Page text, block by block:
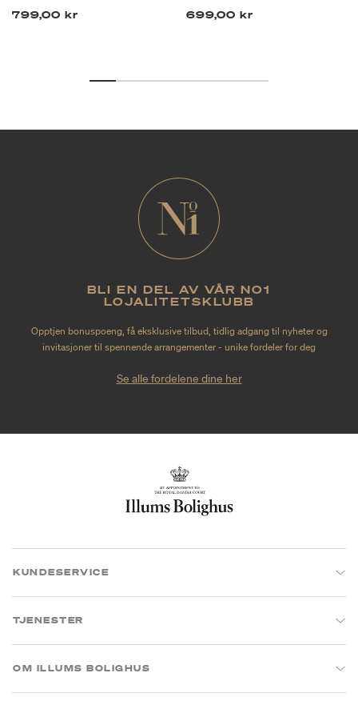
799,00 kr
699,00 kr
BLI EN DEL AV VÅR NO1
LOJALITETSKLUBB
Opptjen bonuspoeng, få eksklusive tilbud, tidlig adgang til nyheter og
invitasjoner til spennende arrangementer - unike fordeler for deg
Se alle fordelene dine her
KUNDESERVICE
TJENESTER
OM ILLUMS BOLIGHUS